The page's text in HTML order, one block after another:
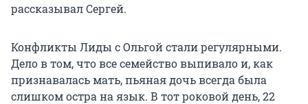
рассказывал Сергей.
Конфликты Лиды с Ольгой стали регулярными.
Дело в том, что все семейство выпивало и, как
признавалась мать, пьяная дочь всегда была
слишком остра на язык. В тот роковой день, 22